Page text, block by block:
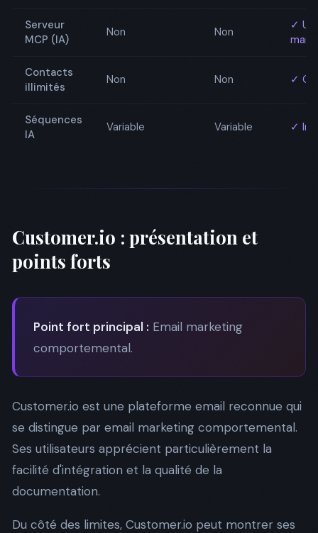
Serveur
MCP (IA)
Non Non
✓
Contacts
illimités
Non Non ✓ Oui
Séquences
IA
Variable Variable ✓
Customer.io : présentation et
points forts
Point fort principal : Email marketing
comportemental.
Customer.io est une plateforme email reconnue qui
se distingue par email marketing comportemental.
Ses utilisateurs apprécient particulièrement la
facilité d'intégration et la qualité de la
documentation.
Du côté des limites, Customer.io peut montrer ses